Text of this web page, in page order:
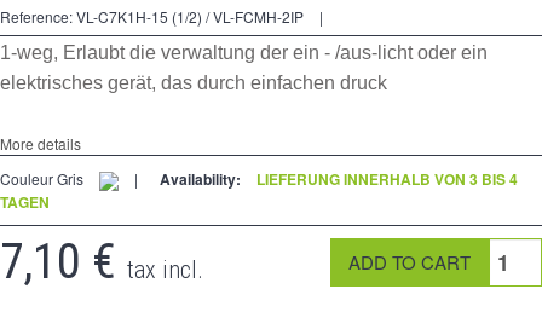
Spéciales
Pièces
Medien
Programme Revendeur - LIVOLO France Site Officiel
Reference:VL-C7K1H-15 (1/2) / VL-FCMH-2IP
|
1-weg, Erlaubt die verwaltung der ein - /aus-licht oder ein
elektrisches gerät, das durch einfachen druck
More details
Couleur Gris
| Availability:
LIEFERUNG INNERHALB VON 3 BIS 4
TAGEN
7,10 € tax incl.